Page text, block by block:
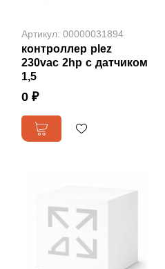
Артикул: 00000031894
контроллер plez
230vac 2hp с датчиком
1,5
0 ₽